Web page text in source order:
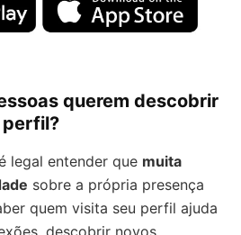
querem descobrir
perfil?
legal entender que muita
sobre a própria presença
quem visita seu perfil ajuda